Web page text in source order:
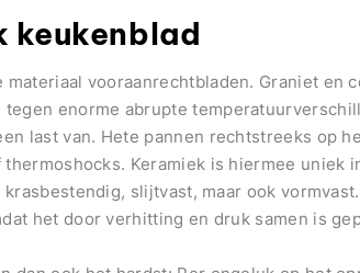
keukenblad
vooraanrechtbladen. Graniet en
enorme abrupte
last van. Hete pannen rechtstreeks op
Keramiek is hiermee uniek
slijtvast, maar ook
het door verhitting en druk samen is